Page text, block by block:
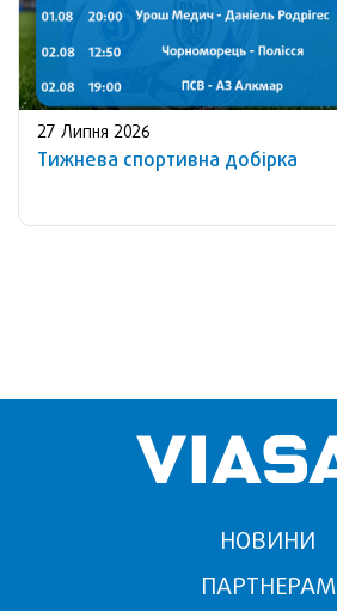
27 Липня 2026
Тижнева спортивна добірка
НОВИНИ
ПАРТНЕРАМ